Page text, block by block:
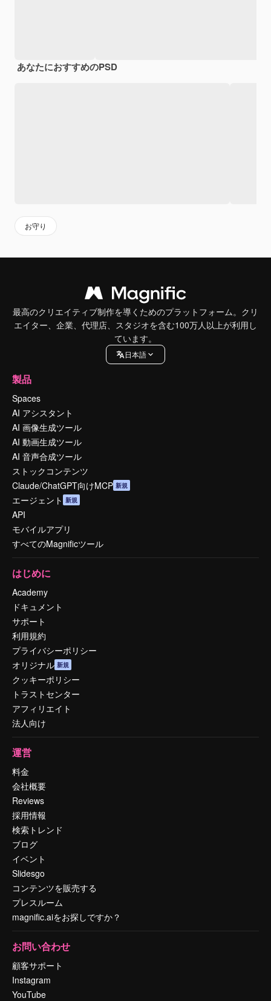
あなたにおすすめのPSD
お守り
最高のクリエイティブ制作を導くためのプラットフォーム。クリ
エイター、企業、代理店、スタジオを含む100万人以上が利用し
ています。
日本語
製品
Spaces
AI アシスタント
AI 画像生成ツール
AI 動画生成ツール
AI 音声合成ツール
ストックコンテンツ
Claude/ChatGPT向けMCP 新規
エージェント 新規
API
モバイルアプリ
すべてのMagnificツール
はじめに
Academy
ドキュメント
サポート
利用規約
プライバシーポリシー
オリジナル 新規
クッキーポリシー
トラストセンター
アフィリエイト
法人向け
運営
料金
会社概要
Reviews
採用情報
検索トレンド
ブログ
イベント
Slidesgo
コンテンツを販売する
プレスルーム
magnific.aiをお探しですか？
お問い合わせ
顧客サポート
Instagram
YouTube